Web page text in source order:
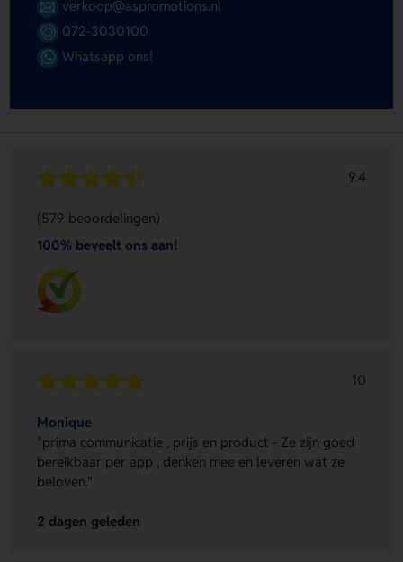
verkoop@aspromotions.nl
072-3030100
Whatsapp ons!
9.4
(579 beoordelingen)
100% beveelt ons aan!
10
Monique
"prima communicatie , prijs en product - Ze zijn goed
bereikbaar per app , denken mee en leveren wat ze
beloven."
2 dagen geleden